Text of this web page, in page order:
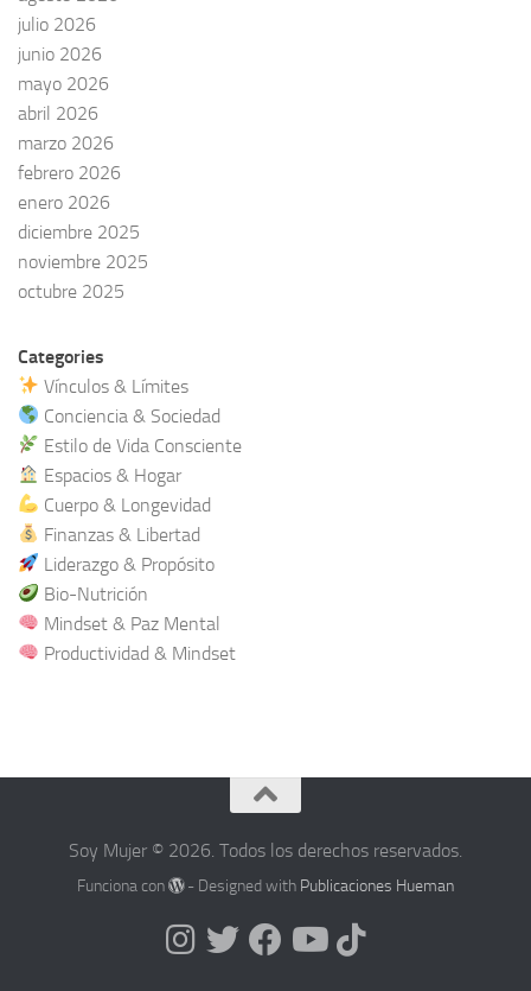
julio 2026
junio 2026
mayo 2026
abril 2026
marzo 2026
febrero 2026
enero 2026
diciembre 2025
noviembre 2025
octubre 2025
Categories
Vínculos & Límites
Conciencia & Sociedad
Estilo de Vida Consciente
Espacios & Hogar
Cuerpo & Longevidad
Finanzas & Libertad
Liderazgo & Propósito
Bio-Nutrición
Mindset & Paz Mental
Productividad & Mindset
Soy Mujer © 2026. Todos los derechos reservados.
Funciona con - Designed with Publicaciones Hueman